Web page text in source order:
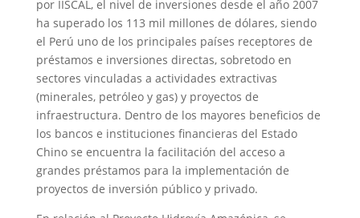
por IISCAL, el nivel de inversiones desde el año 2007
ha superado los 113 mil millones de dólares, siendo
el Perú uno de los principales países receptores de
préstamos e inversiones directas, sobretodo en
sectores vinculadas a actividades extractivas
(minerales, petróleo y gas) y proyectos de
infraestructura. Dentro de los mayores beneficios de
los bancos e instituciones financieras del Estado
Chino se encuentra la facilitación del acceso a
grandes préstamos para la implementación de
proyectos de inversión público y privado.